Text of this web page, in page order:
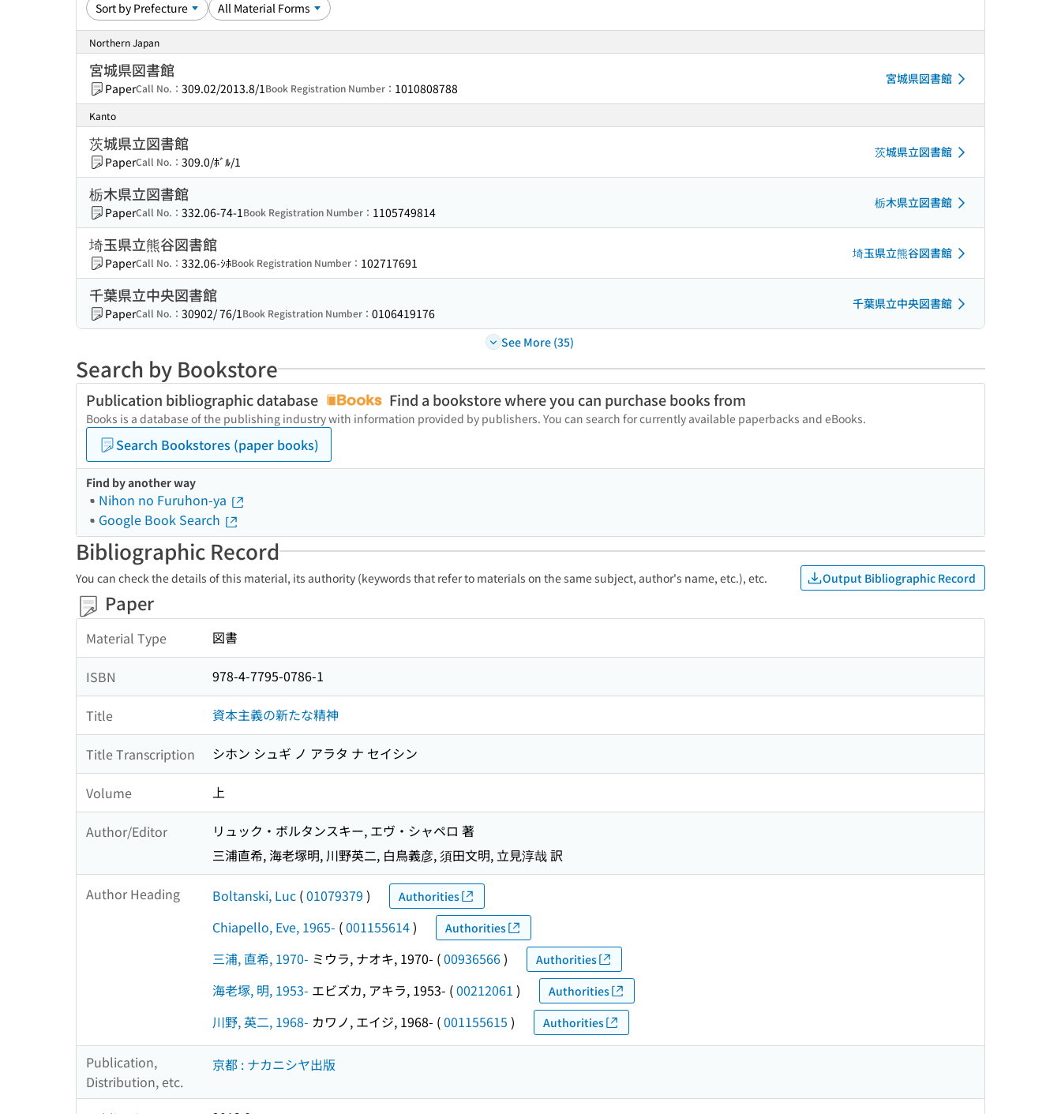
Northern Japan
宮城県図書館
PaperCall No.： 309.02/2013.8/1Book Registration Number： 1010808788
宮城県図書館
Kanto
茨城県立図書館
PaperCall No.： 309.0/ﾎﾞﾙ/1
茨城県立図書館
栃木県立図書館
PaperCall No.： 332.06-74-1Book Registration Number： 1105749814
栃木県立図書館
埼玉県立熊谷図書館
PaperCall No.： 332.06-ｼﾎBook Registration Number： 102717691
埼玉県立熊谷図書館
千葉県立中央図書館
PaperCall No.： 30902/ 76/1Book Registration Number： 0106419176
千葉県立中央図書館
See More (35)
Search by Bookstore
Publication bibliographic database Find a bookstore where you can purchase books from
Books is a database of the publishing industry with information provided by publishers. You can search for currently available paperbacks and eBooks.
Search Bookstores (paper books)
Find by another way
Nihon no Furuhon-ya
Google Book Search
Bibliographic Record
You can check the details of this material, its authority (keywords that refer to materials on the same subject, author's name, etc.), etc. Output Bibliographic Record
Paper
Material Type 図書
ISBN 978-4-7795-0786-1
Title 資本主義の新たな精神
Title Transcription シホン シュギ ノ アラタ ナ セイシン
Volume 上
Author/Editor
リュック・ボルタンスキー, エヴ・シャペロ 著
三浦直希, 海老塚明, 川野英二, 白鳥義彦, 須田文明, 立見淳哉 訳
Author Heading Boltanski, Luc (01079379 ) Authorities
Chiapello, Eve, 1965- (001155614) Authorities
三浦, 直希, 1970- ミウラ, ナオキ, 1970- (00936566) Authorities
海老塚, 明, 1953- エビズカ, アキラ, 1953- (00212061 ) Authorities
川野, 英二, 1968- カワノ, エイジ, 1968- (001155615 ) Authorities
Publication,
Distribution, etc.
京都 : ナカニシヤ出版